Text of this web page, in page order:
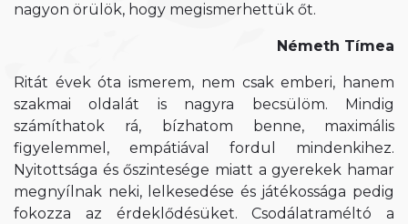
nagyon örülök, hogy megismerhettük őt.
Németh Tímea
Ritát évek óta ismerem, nem csak emberi, hanem
szakmai oldalát is nagyra becsülöm. Mindig
számíthatok rá, bízhatom benne, maximális
figyelemmel, empátiával fordul mindenkihez.
Nyitottsága és őszintesége miatt a gyerekek hamar
megnyílnak neki, lelkesedése és játékossága pedig
fokozza az érdeklődésüket. Csodálatraméltó a